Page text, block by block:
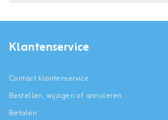
Klantenservice
Contact klantenservice
Bestellen, wijzigen of annuleren
Betalen